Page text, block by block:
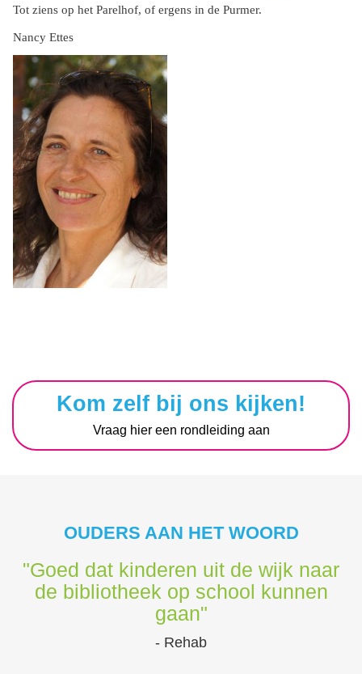
Tot ziens op het Parelhof, of ergens in de Purmer.
Nancy Ettes
Kom zelf bij ons kijken!
Vraag hier een rondleiding aan
OUDERS AAN HET WOORD
"Goed dat kinderen uit de wijk naar
de bibliotheek op school kunnen
gaan"
- Rehab